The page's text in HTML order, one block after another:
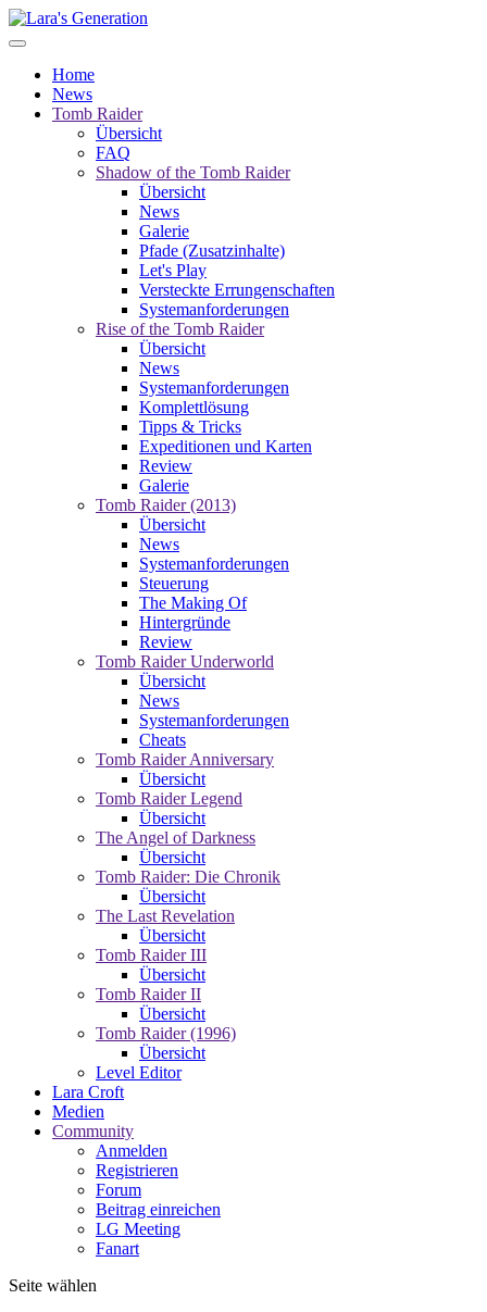
Home
News
Tomb Raider
Übersicht
FAQ
Shadow of the Tomb Raider
Übersicht
News
Galerie
Pfade (Zusatzinhalte)
Let's Play
Versteckte Errungenschaften
Systemanforderungen
Rise of the Tomb Raider
Übersicht
News
Systemanforderungen
Komplettlösung
Tipps & Tricks
Expeditionen und Karten
Review
Galerie
Tomb Raider (2013)
Übersicht
News
Systemanforderungen
Steuerung
The Making Of
Hintergründe
Review
Tomb Raider Underworld
Übersicht
News
Systemanforderungen
Cheats
Tomb Raider Anniversary
Übersicht
Tomb Raider Legend
Übersicht
The Angel of Darkness
Übersicht
Tomb Raider: Die Chronik
Übersicht
The Last Revelation
Übersicht
Tomb Raider III
Übersicht
Tomb Raider II
Übersicht
Tomb Raider (1996)
Übersicht
Level Editor
Lara Croft
Medien
Community
Anmelden
Registrieren
Forum
Beitrag einreichen
LG Meeting
Fanart
Seite wählen